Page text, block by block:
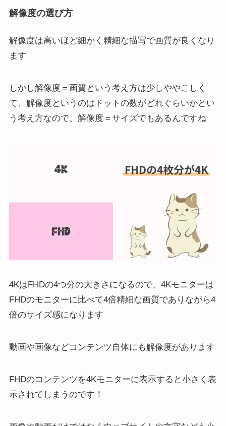
解像度の選び方
解像度は高いほど細かく精細な描写で画質が良くなり
ます
しかし解像度＝画質という考え方は少しややこしく
て、解像度というのはドットの数がどれぐらいかとい
う考え方なので、解像度＝サイズでもあるんですね
4KはFHDの4つ分の大きさになるので、4Kモニターは
FHDのモニターに比べて4倍精細な画質でありながら4
倍のサイズ感になります
動画や画像などコンテンツ自体にも解像度があります
FHDのコンテンツを4Kモニターに表示すると小さく表
示されてしまうのです！